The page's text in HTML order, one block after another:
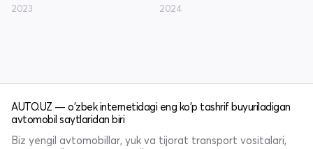
2023 2024
AUTO.UZ — o'zbek internetidagi eng ko'p tashrif buyuriladigan
avtomobil saytlaridan biri
Biz yengil avtomobillar, yuk va tijorat transport vositalari,